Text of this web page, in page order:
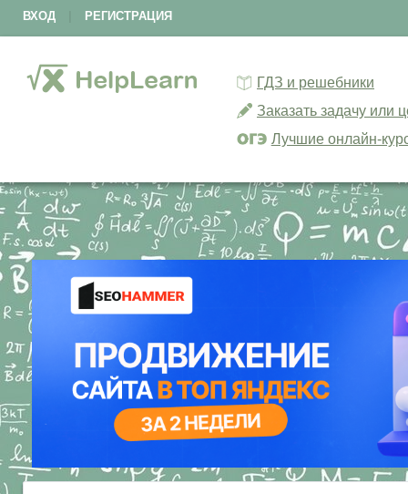
ВХОД РЕГИСТРАЦИЯ
ГДЗ и решебники
Заказать задачу или
Лучшие онлайн-